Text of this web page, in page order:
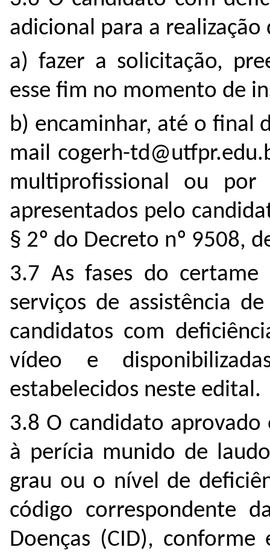
adicional para a realização
a) fazer a solicitação,
esse fim no momento de
b) encaminhar, até o final
mail cogerh-
multiprofissional ou por
apresentados pelo
§ 2º do Decreto nº 9508,
3.7 As fases do certame
serviços de assistência
candidatos com
vídeo e
estabelecidos neste edital.
3.8 O candidato
à perícia munido de
grau ou o nível de
código correspondente
Doenças (CID), conforme